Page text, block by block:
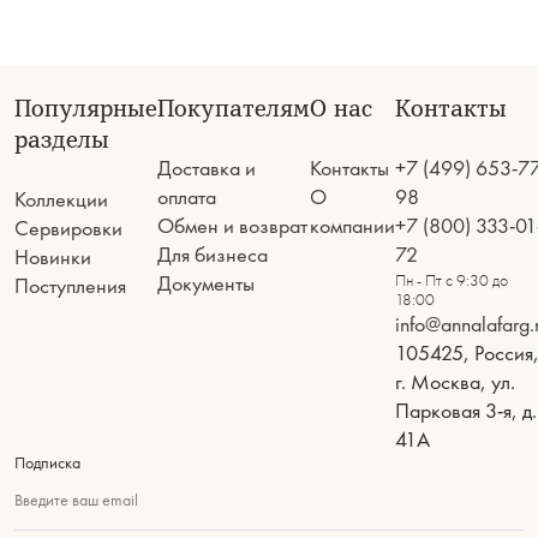
Популярные
разделы
Коллекции
Сервировки
Новинки
Поступления
Покупателям
Доставка и
оплата
Обмен и возврат
Для бизнеса
Документы
О нас
Контакты
О
компании
Контакты
+7 (499) 653-
98
+7 (800) 333-
72
Пн - Пт с 9:30 до
18:00
105425, Россия,
г. Москва, ул.
Парковая 3-я, д.
41А
Подписка
Введите ваш email